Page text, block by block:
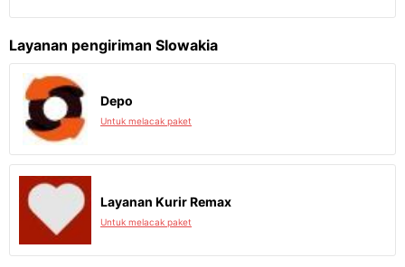
Layanan pengiriman Slowakia
Depo
Untuk melacak paket
Layanan Kurir Remax
Untuk melacak paket